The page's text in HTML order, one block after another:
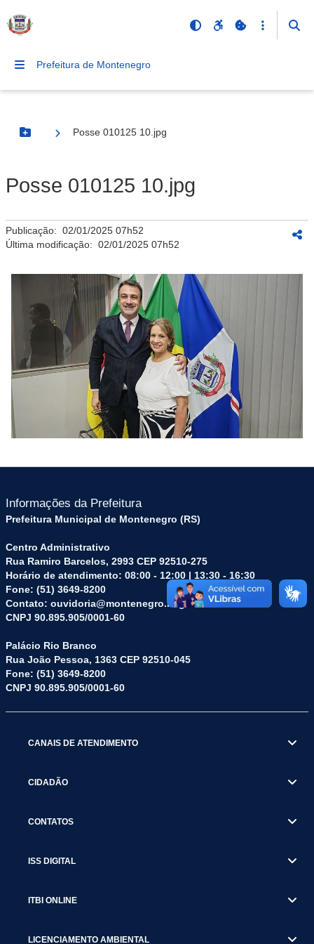
Prefeitura de Montenegro
Botão Menu
Posse 010125 10.jpg
Posse 010125 10.jpg
Publicação: 02/01/2025 07h52
Última modificação: 02/01/2025 07h52
Informações da Prefeitura
Prefeitura Municipal de Montenegro (RS)
Centro Administrativo
Rua Ramiro Barcelos, 2993 CEP 92510-275
Horário de atendimento: 08:00 - 12:00 | 13:30 - 16:30
Fone: (51) 3649-8200
Contato: ouvidoria@montenegro.rs.gov.br
CNPJ 90.895.905/0001-60
Palácio Rio Branco
Rua João Pessoa, 1363 CEP 92510-045
Fone: (51) 3649-8200
CNPJ 90.895.905/0001-60
CANAIS DE ATENDIMENTO
CIDADÃO
CONTATOS
ISS DIGITAL
ITBI ONLINE
LICENCIAMENTO AMBIENTAL